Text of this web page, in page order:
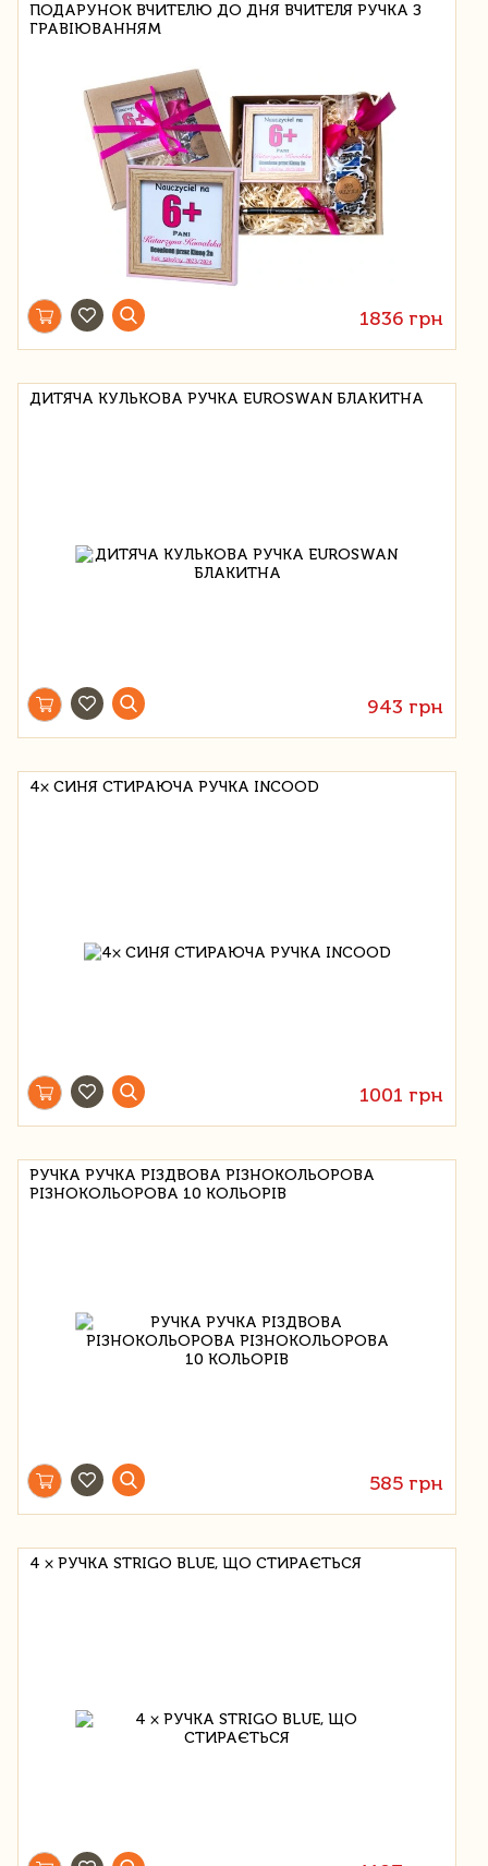
ПОДАРУНОК ВЧИТЕЛЮ ДО ДНЯ ВЧИТЕЛЯ РУЧКА З
ГРАВІЮВАННЯМ
1836 грн
ДИТЯЧА КУЛЬКОВА РУЧКА EUROSWAN БЛАКИТНА
943 грн
4× СИНЯ СТИРАЮЧА РУЧКА INCOOD
1001 грн
РУЧКА РУЧКА РІЗДВОВА РІЗНОКОЛЬОРОВА
РІЗНОКОЛЬОРОВА 10 КОЛЬОРІВ
585 грн
4 × РУЧКА STRIGO BLUE, ЩО СТИРАЄТЬСЯ